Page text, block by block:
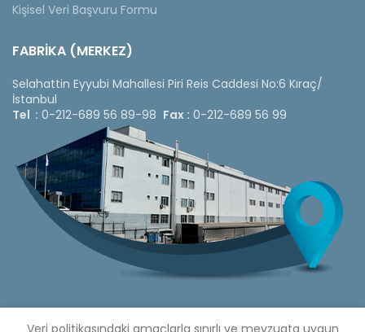
Kişisel Veri Başvuru Formu
FABRİKA (MERKEZ)
Selahattin Eyyubi Mahallesi Piri Reis Caddesi No:6 Kıraç/
İstanbul
Tel : 0-212-689 56 89-98 Fax : 0-212-689 56 99
Veri politikasındaki amaçlarla sınırlı ve mevzuata uygun